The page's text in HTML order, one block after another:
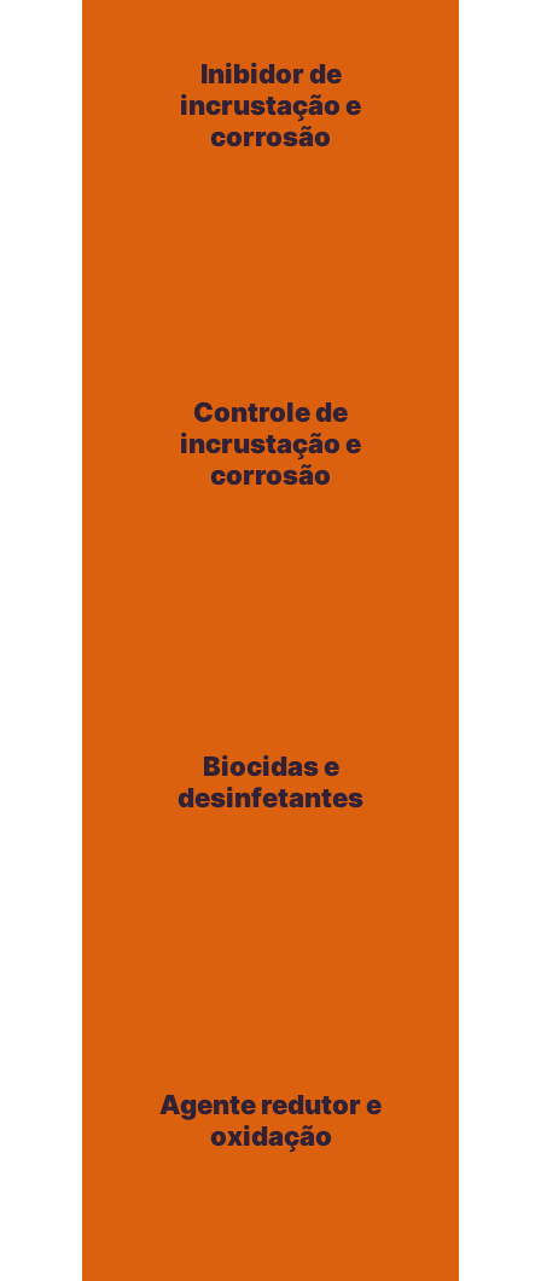
Inibidor de
incrustação e
corrosão
incrustação e
corrosão
+
Controle de
incrustação e
corrosão
incrustação e
corrosão
+
Biocidas e
desinfetantes
desinfetantes
+
Agente redutor e
oxidação
oxidação
+